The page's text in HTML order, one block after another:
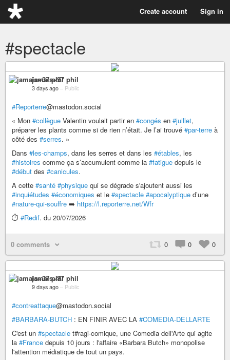
Create account Sign in
#spectacle
jamais+37 phil
3 days ago – Public
#Reporterre@mastodon.social
« Mon #collègue Valentin voulait partir en #congés en #juillet,
préparer les plants comme si de rien n’était. Je l’ai trouvé #par-terre à
côté des #serres. »
Dans #les-champs, dans les serres et dans les #étables, les
#histoires comme ça s’accumulent comme la #fatigue depuis le
#début des #canicules.
A cette #santé #physique qui se dégrade s'ajoutent aussi les
#inquiétudes #économiques et le #spectacle #apocalyptique d’une
#nature-qui-souffre ➡️ https://l.reporterre.net/Wfr
⏱️ #Redif. du 20/07/2026
0 comments 0 0 0
jamais+37 phil
9 days ago – Public
#contreattaque@mastodon.social
#BARBARA-BUTCH : EN FINIR AVEC LA #COMEDIA-DELLARTE
C'est un #spectacle t#ragi-comique, une Comedia dell'Arte qui agite
la #France depuis 10 jours : l'affaire «Barbara Butch» monopolise
l'attention médiatique de tout un pays.